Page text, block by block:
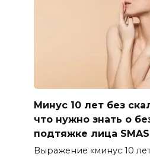
Минус 10 лет без
что нужно знать о
подтяжке лица SMAS
Выражение «минус 10